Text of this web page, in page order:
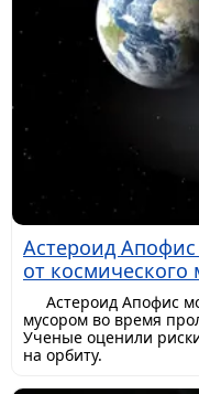
Астероид Апофис
от космического
Астероид Апофис
мусором во время
Ученые оценили
на орбиту.